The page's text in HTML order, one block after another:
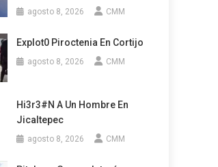
agosto 8, 2026 CMM
Explot0 Piroctenia En Cortijo
agosto 8, 2026 CMM
Hi3r3#n A Un Hombre En
Jicaltepec
agosto 8, 2026 CMM